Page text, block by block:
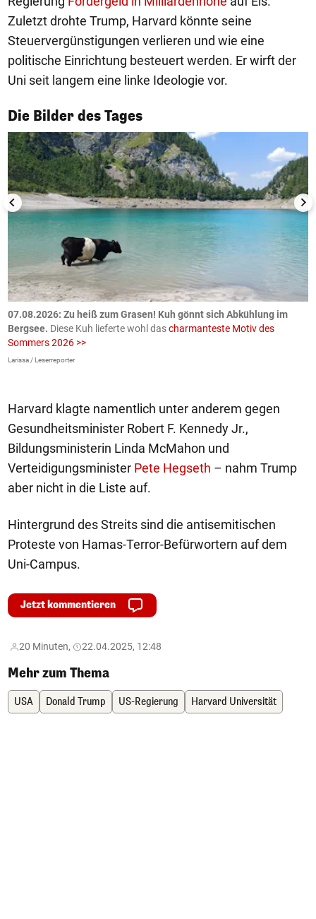
Zuletzt drohte Trump, Harvard könnte seine
Steuervergünstigungen verlieren und wie eine
politische Einrichtung besteuert werden. Er wirft der
Uni seit langem eine linke Ideologie vor.
Die Bilder des Tages
1/50
07.08.2026: Zu heiß zum Grasen! Kuh gönnt sich Abkühlung im
Bergsee. Diese Kuh lieferte wohl dascharmanteste Motiv des
Sommers 2026 >>
Larissa / Leserreporter
Harvard klagte namentlich unter anderem gegen
Gesundheitsminister Robert F. Kennedy Jr.,
Bildungsministerin Linda McMahon und
Verteidigungsminister Pete Hegseth – nahm Trump
aber nicht in die Liste auf.
Hintergrund des Streits sind die antisemitischen
Proteste von Hamas-Terror-Befürwortern auf dem
Uni-Campus.
Jetzt kommentieren
20 Minuten, 22.04.2025, 12:48
Mehr zum Thema
USA Donald Trump US-Regierung Harvard Universität